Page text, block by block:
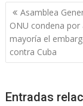
Navegación
de
entradas
Asamblea
ONU condena por
mayoría el
contra Cuba
Entradas